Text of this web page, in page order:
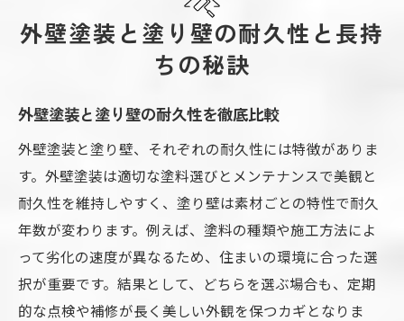
外壁塗装と塗り壁の耐久性と長持
ちの秘訣
外壁塗装と塗り壁の耐久性を徹底比較
外壁塗装と塗り壁、それぞれの耐久性には特徴がありま
す。外壁塗装は適切な塗料選びとメンテナンスで美観と
耐久性を維持しやすく、塗り壁は素材ごとの特性で耐久
年数が変わります。例えば、塗料の種類や施工方法によ
って劣化の速度が異なるため、住まいの環境に合った選
択が重要です。結果として、どちらを選ぶ場合も、定期
的な点検や補修が長く美しい外観を保つカギとなりま